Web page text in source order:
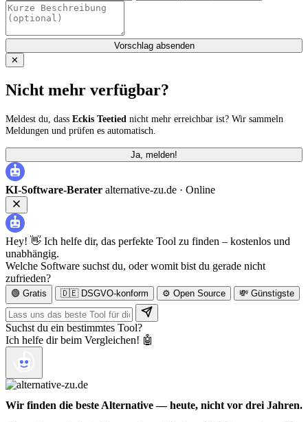
Vorschlag absenden
✕
Nicht mehr verfügbar?
Meldest du, dass Eckis Teetied nicht mehr erreichbar ist? Wir sammeln
Meldungen und prüfen es automatisch.
Ja, melden!
KI-Software-Berater alternative-zu.de · Online
Hey! 👋 Ich helfe dir, das perfekte Tool zu finden – kostenlos und
unabhängig.
Welche Software suchst du, oder womit bist du gerade nicht
zufrieden?
🟢 Gratis 🇩🇪 DSGVO-konform ⚙️ Open Source 💸 Günstigste
Suchst du ein bestimmtes Tool?
Ich helfe dir beim Vergleichen! 🤖
Wir finden die beste Alternative — heute, nicht vor drei Jahren.